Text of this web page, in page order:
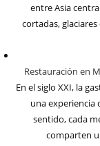
entre Asia
cortadas,
Restauración en
En el siglo XXI, la
una experiencia
sentido, cada
comparten